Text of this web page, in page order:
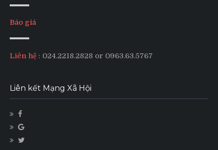
Báo giá
Liên hệ : 024.2218.2828 or 0963.63.5767
Liên kết Mạng Xã Hội